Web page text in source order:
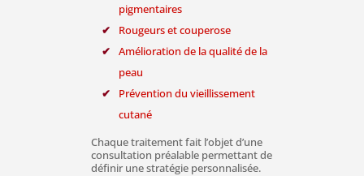
pigmentaires
Rougeurs et couperose
Amélioration de la qualité de la
peau
Prévention du vieillissement
cutané
Chaque traitement fait l’objet d’une
consultation préalable permettant de
définir une stratégie personnalisée.